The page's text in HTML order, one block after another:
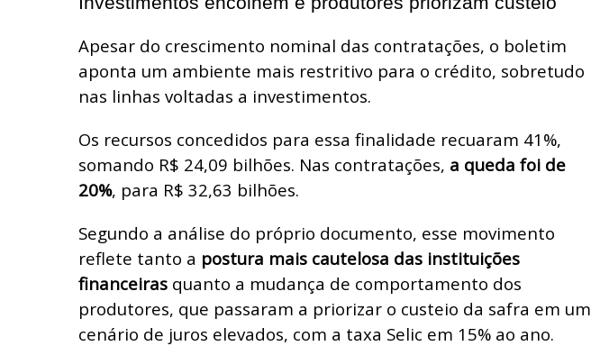
Apesar do crescimento nominal das contratações, o boletim
aponta um ambiente mais restritivo para o crédito, sobretudo
nas linhas voltadas a investimentos.
Os recursos concedidos para essa finalidade recuaram 41%,
somando R$ 24,09 bilhões. Nas contratações, a queda foi de
20%, para R$ 32,63 bilhões.
Segundo a análise do próprio documento, esse movimento
reflete tanto a postura mais cautelosa das instituições
financeiras quanto a mudança de comportamento dos
produtores, que passaram a priorizar o custeio da safra em um
cenário de juros elevados, com a taxa Selic em 15% ao ano.